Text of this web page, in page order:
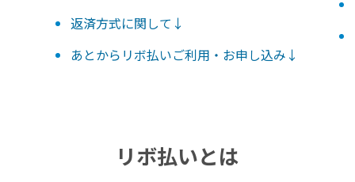
返済方式に関して↓
あとからリボ払いご利用・お申し込み↓
リボ払いとは